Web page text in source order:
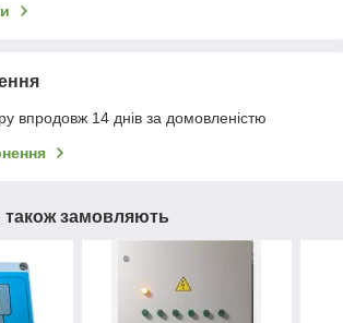
впродовж 14 днів за домовленістю
замовляють